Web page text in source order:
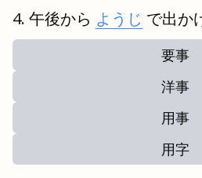
午後から ようじ で出か
要事
洋事
用事
用字